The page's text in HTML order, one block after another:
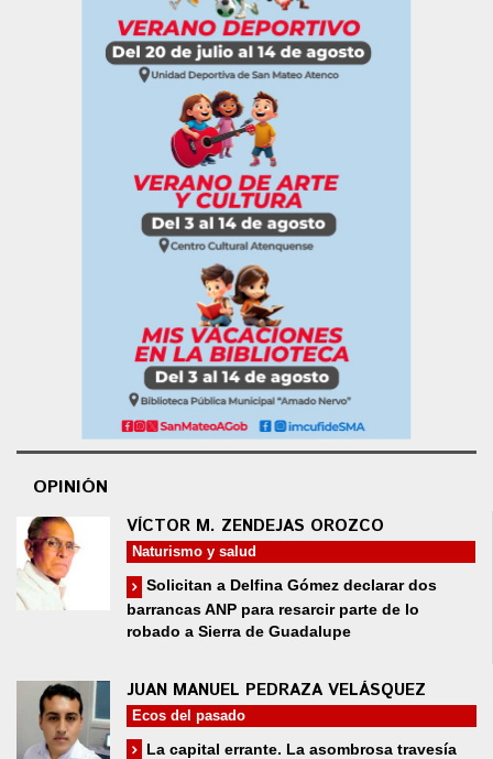
OPINIÓN
VÍCTOR M. ZENDEJAS OROZCO
Naturismo y salud
Solicitan a Delfina Gómez declarar dos
barrancas ANP para resarcir parte de lo
robado a Sierra de Guadalupe
JUAN MANUEL PEDRAZA VELÁSQUEZ
Ecos del pasado
La capital errante. La asombrosa travesía